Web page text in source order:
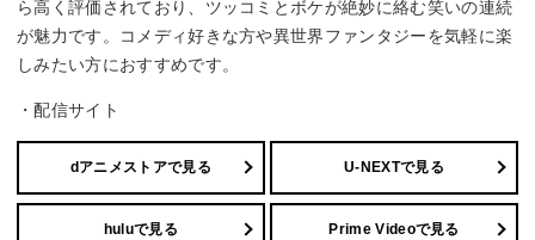
ら高く評価されており、ツッコミとボケが絶妙に絡む笑いの連続
が魅力です。コメディ好きな方や異世界ファンタジーを気軽に楽
しみたい方におすすめです。
・配信サイト
dアニメストアで見る U-NEXTで見る
huluで見る Prime Videoで見る